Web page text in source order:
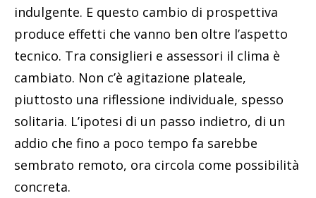
indulgente. E questo cambio di prospettiva
produce effetti che vanno ben oltre l’aspetto
tecnico. Tra consiglieri e assessori il clima è
cambiato. Non c’è agitazione plateale,
piuttosto una riflessione individuale, spesso
solitaria. L’ipotesi di un passo indietro, di un
addio che fino a poco tempo fa sarebbe
sembrato remoto, ora circola come possibilità
concreta.